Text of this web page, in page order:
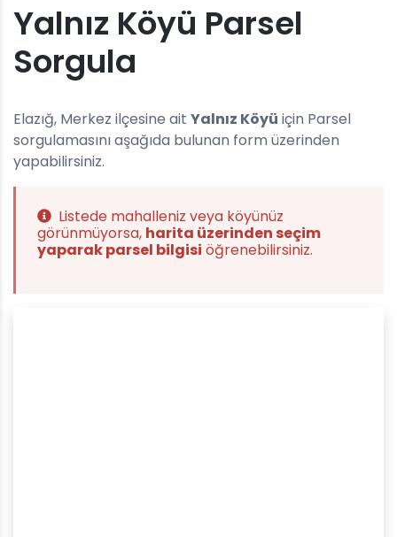
Yalnız Köyü Parsel
Sorgula
Elazığ, Merkez ilçesine ait Yalnız Köyü için Parsel
sorgulamasını aşağıda bulunan form üzerinden
yapabilirsiniz.
Listede mahalleniz veya köyünüz
görünmüyorsa, harita üzerinden seçim
yaparak parsel bilgisi öğrenebilirsiniz.